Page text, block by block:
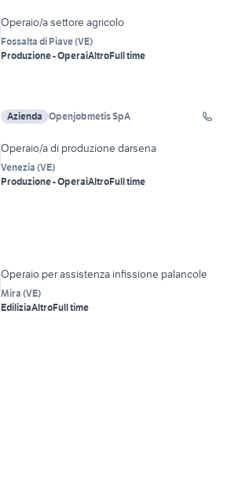
Operaio/a settore agricolo
Fossalta di Piave(VE)
Produzione - OperaiAltroFull time
Azienda Openjobmetis SpA
Operaio/a di produzione darsena
Venezia (VE)
Produzione - OperaiAltroFull time
Operaio per assistenza infissione palancole
Mira (VE)
EdiliziaAltroFull time